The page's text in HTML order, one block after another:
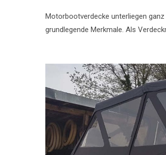
Motorbootverdecke unterliegen
grundlegende Merkmale. Als